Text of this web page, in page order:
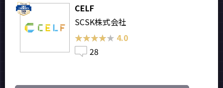
CELF
SCSK株式会社
★★★★★
★★★★★ 4.0
28